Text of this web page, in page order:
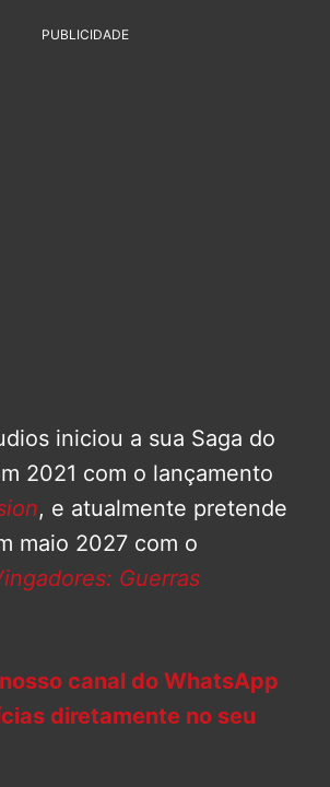
PUBLICIDADE
iniciou a sua Saga do
2021 com o lançamento
, e atualmente pretende
maio 2027 com o
Guerras
canal do WhatsApp
diretamente no seu